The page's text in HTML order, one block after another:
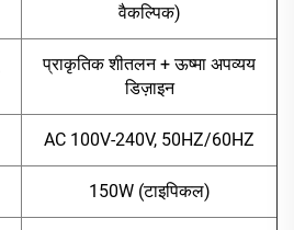
वैकल्पिक)
प्राकृतिक शीतलन + ऊष्मा अपव्यय
डिज़ाइन
AC 100V-240V, 50HZ/60HZ
150W (टाइपिकल)